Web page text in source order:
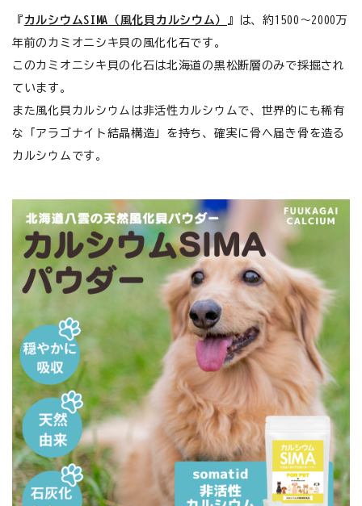
よくあるご質問
ご利用ガイド
ご相談室
特定商取引法について
0120-40-1387
『 カルシウムSIMA（風化貝カルシウム）
』は、約1500～2000万
年前のカミオニシキ貝の風化化石です。
このカミオニシキ貝の化石は北海道の黒松断層のみで採掘され
ています。
また風化貝カルシウムは非活性カルシウムで、世界的にも稀有
な「アラゴナイト結晶構造」を持ち、確実に骨へ届き骨を造る
カルシウムです。